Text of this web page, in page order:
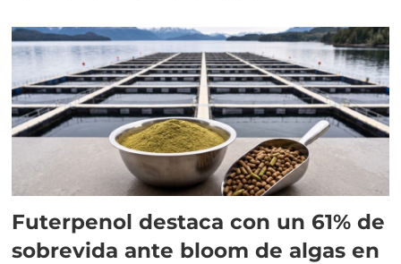
Futerpenol destaca con un 61% de
sobrevida ante bloom de algas en